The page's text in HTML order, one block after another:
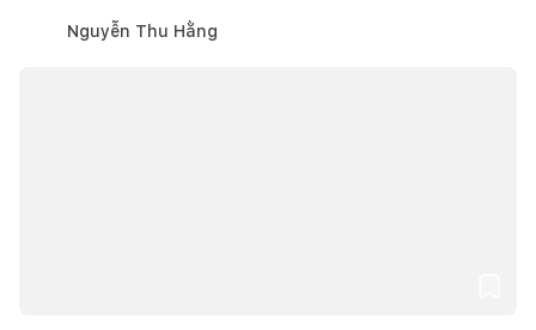
Nguyễn Thu Hằng